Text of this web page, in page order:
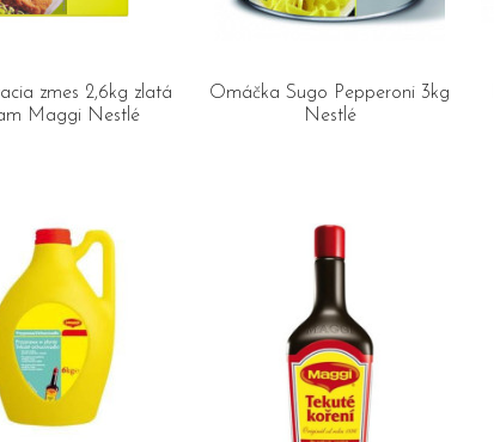
zmes 2,6kg zlatá
Maggi Nestlé
Omáčka Sugo Pepperoni 3kg
Nestlé